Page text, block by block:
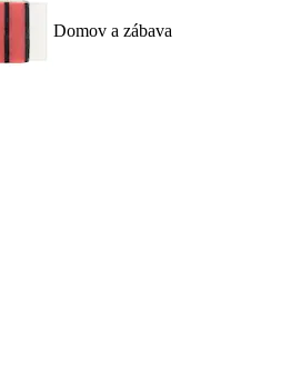
Domov a zábava